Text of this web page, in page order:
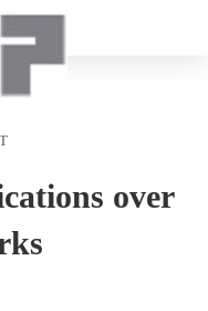
over